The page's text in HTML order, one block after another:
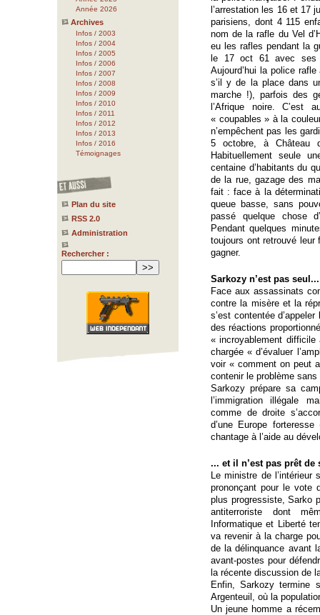
Année 2026
Archives
Infos / 2003
Infos / 2004
Infos / 2005
Infos / 2006
Infos / 2007
Infos / 2008
Infos / 2009
Infos / 2010
Infos / 2011
Infos / 2012
Infos / 2013
Infos / 2016
Témoignages
Plan du site
RSS 2.0
Administration
Rechercher :
l’arrestation les 16 et 17
parisiens, dont 4 115
nom de la rafle du Vel
eu les rafles pendant la
le 17 oct 61 avec ses
Aujourd’hui la police
s’il y de la place dans
marche !), parfois des
l’Afrique noire. C’est
« coupables » à la
n’empêchent pas les
5 octobre, à Château
Habituellement seule
centaine d’habitants du
de la rue, gazage des
fait : face à la
queue basse, sans
passé quelque chose
Pendant quelques
toujours ont retrouvé leur
gagner.
Sarkozy n’est pas seul...
Face aux assassinats
contre la misère et la
s’est contentée
des réactions
« incroyablement difficile
chargée « d’évaluer
voir « comment on peut
contenir le problème
Sarkozy prépare sa
l’immigration illégale
comme de droite
d’une Europe
chantage à l’aide au
... et il n’est pas prêt de
Le ministre de
prononçant pour le vote
plus progressiste, Sarko
antiterroriste dont
Informatique et Liberté
va revenir à la charge
de la délinquance avant
avant-postes pour
la récente discussion de
Enfin, Sarkozy termine
Argenteuil, où la
Un jeune homme a